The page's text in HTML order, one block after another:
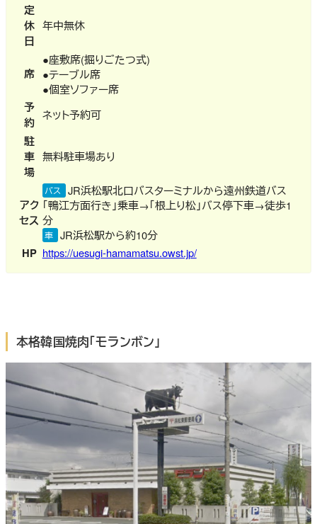
定
休
日
年中無休
席
●座敷席(掘りごたつ式)
●テーブル席
●個室ソファー席
予
約
ネット予約可
駐
車
場
無料駐車場あり
アク
セス
バス
JR浜松駅北口バスターミナルから遠州鉄道バス
「鴨江方面行き」乗車→「根上り松」バス停下車→徒歩1
分
車 JR浜松駅から約10分
HP https://uesugi-hamamatsu.owst.jp/
本格韓国焼肉「モランボン」